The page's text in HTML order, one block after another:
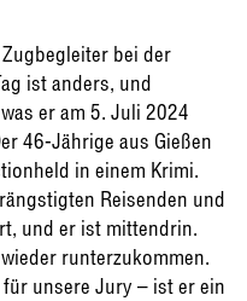
bei der
ist anders, und
er am 5. Juli 2024
46-Jährige aus Gießen
in einem Krimi.
Reisenden und
und er ist mittendrin.
runterzukommen.
unsere Jury – ist er ein